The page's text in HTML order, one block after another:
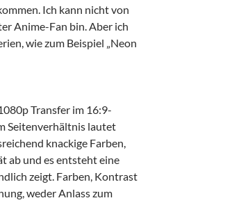
Ich kann nicht von
Anime-Fan bin. Aber ich
wie zum Beispiel „Neon
Transfer im 16:9-
Seitenverhältnis lautet
knackige Farben,
ab und es entsteht eine
zeigt. Farben, Kontrast
weder Anlass zum